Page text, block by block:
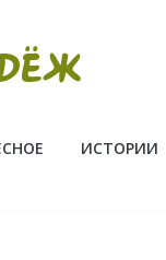
ИСТОРИИ